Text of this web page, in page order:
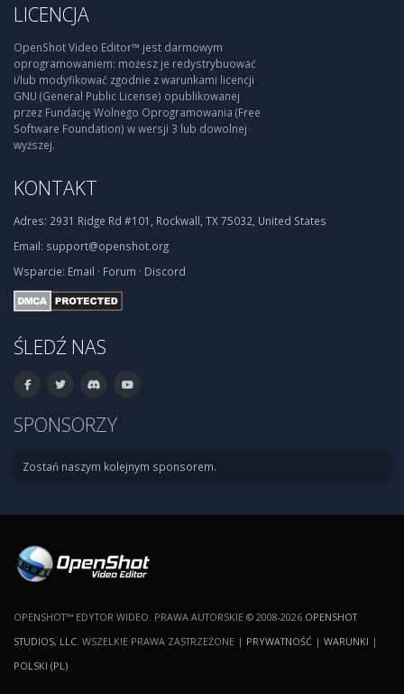
LICENCJA
OpenShot Video Editor™ jest darmowym
oprogramowaniem: możesz je redystrybuować
i/lub modyfikować zgodnie z warunkami licencji
GNU (General Public License) opublikowanej
przez Fundację Wolnego Oprogramowania (Free
Software Foundation) w wersji 3 lub dowolnej
wyższej.
KONTAKT
Adres: 2931 Ridge Rd #101, Rockwall, TX 75032, United States
Email: support@openshot.org
Wsparcie: Email · Forum · Discord
ŚLEDŹ NAS
SPONSORZY
Zostań naszym kolejnym sponsorem.
OPENSHOT™ EDYTOR WIDEO. PRAWA AUTORSKIE © 2008-2026 OPENSHOT
STUDIOS, LLC . WSZELKIE PRAWA ZASTRZEŻONE | PRYWATNOŚĆ | WARUNKI |
POLSKI (PL)